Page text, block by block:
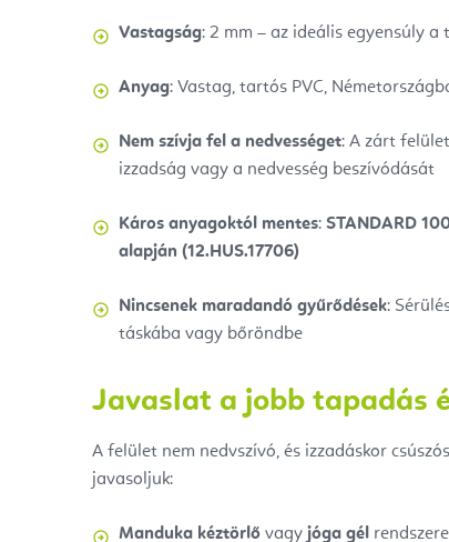
Vastagság: 2 mm – az ideális egyensúly
Anyag: Vastag, tartós PVC,
Nem szívja fel a nedvességet: A zárt
izzadság vagy a nedvesség beszívódását
Káros anyagoktól mentes: STANDARD
alapján (12.HUS.17706)
Nincsenek maradandó gyűrődések:
táskába vagy bőröndbe
Javaslat a jobb tapadás
A felület nem nedvszívó, és izzadáskor
javasoljuk:
Manduka kéztörlő vagy jóga gél